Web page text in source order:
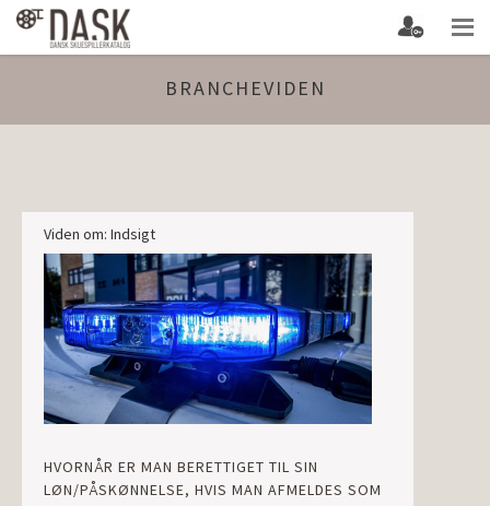
BRANCHEVIDEN
Viden om: Indsigt
HVORNÅR ER MAN BERETTIGET TIL SIN
LØN/PÅSKØNNELSE, HVIS MAN AFMELDES SOM